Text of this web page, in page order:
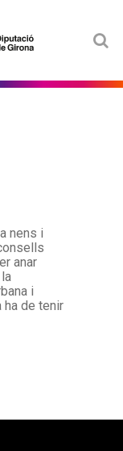
nens i
anar
i
de tenir